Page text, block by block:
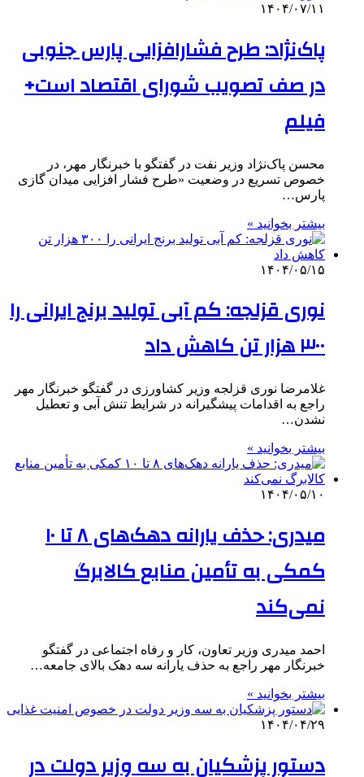
۱۴۰۴/۰۷/۱۱
پاک‌نژاد: طرح فشارافزایی پارس جنوبی
در صف تصویب شورای اقتصاد است+
فیلم
محسن پاک‌نژاد وزیر نفت در گفتگو با خبرنگار مهر، در
خصوص تسریع در وضعیت «طرح فشار افزایی میدان گازی
پارس…
بیشتر بخوانید »
۱۴۰۴/۰۵/۱۵
نوری قزلجه: کم آبی تولید برنج ایرانی را
۳۰۰ هزار تن کاهش داد
غلامرضا نوری قزلجه وزیر کشاورزی در گفتگو خبرنگار مهر
راجع به اقدامات پیشگیرانه در شرایط تنش آبی و تعطیل
نشدن…
بیشتر بخوانید »
۱۴۰۴/۰۵/۱۰
میدری: حذف یارانه دهک‌های ۸ تا ۱۰
کمکی به تأمین منابع کالابرگ
نمی‌کند
احمد میدری وزیر تعاون، کار و رفاه اجتماعی در گفتگو
خبرنگار مهر راجع به حذف یارانه سه دهک بالای جامعه…
بیشتر بخوانید »
۱۴۰۴/۰۴/۲۹
دستور پزشکیان به سه وزیر دولت در